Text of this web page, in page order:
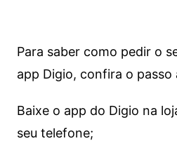
Para saber como pedir o
app Digio, confira o passo
Baixe o app do Digio na
seu telefone;